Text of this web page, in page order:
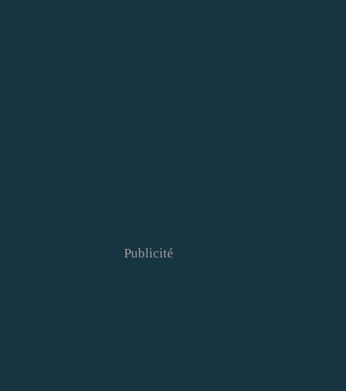
Publicité